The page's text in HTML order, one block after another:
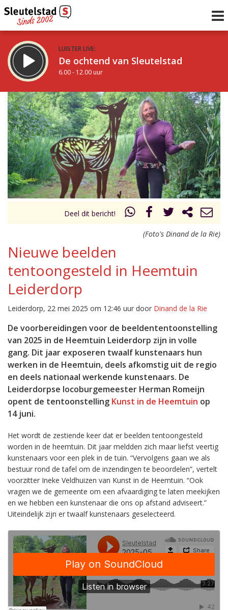
LUISTER LIVE:
De ochtend van Sleutelstad
6.00 - 12.00 uur
STRAKS:
De middag van Sleutelstad
12.00 - 17.00 uur
Vorig uur
uur 1 van 0 Volgend uur
Inklappen
Deel dit bericht!
(Foto's Dinand de la Rie)
Nieuwe beelden
tentoongesteld in Heemtuin
Leiderdorp
Leiderdorp, 22 mei 2025 om 12:46 uur door Dinand de la Rie
De voorbereidingen voor de beeldententoonstelling
van 2025 in de Heemtuin Leiderdorp zijn in volle
gang. Dit jaar exposeren twaalf kunstenaars hun
werken in de Heemtuin, deels afkomstig uit de regio
en deels nationaal werkende kunstenaars. De
Leiderdorpse locoburgemeester Herman Romeijn
opent de tentoonstelling Kunst in de Heemtuin op
14 juni.
Het wordt de zestiende keer dat er beelden tentoongesteld
worden in de heemtuin. Dit jaar meldden zich maar liefst veertig
kunstenaars voor een plek in de tuin. “Vervolgens gaan we als
bestuur rond de tafel om de inzendingen te beoordelen”, vertelt
voorzitter Ineke Veldhuizen van Kunst in de Heemtuin. “Ook
vragen we de gemeente om een afvaardiging te laten meekijken
en we hebben een kunstenaar die ons op afstand adviseert.”
Uiteindelijk zijn er twaalf kunstenaars geselecteerd.